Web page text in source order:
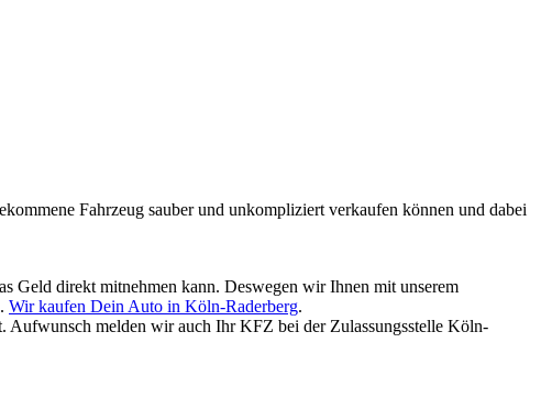
Fahrzeug sauber und unkompliziert verkaufen können und dabei
Geld direkt mitnehmen kann. Deswegen wir Ihnen mit unserem
Wir kaufen Dein Auto in Köln-Raderberg.
Aufwunsch melden wir auch Ihr KFZ bei der Zulassungsstelle Köln-